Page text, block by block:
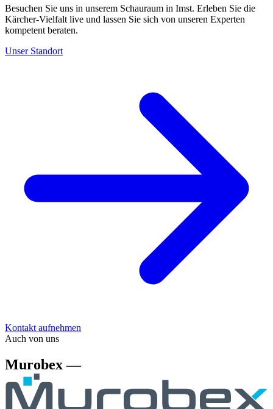
Besuchen Sie uns in unserem Schauraum in Imst. Erleben Sie die
Kärcher-Vielfalt live und lassen Sie sich von unseren Experten
kompetent beraten.
Unser Standort
Kontakt aufnehmen
Auch von uns
Murobex —